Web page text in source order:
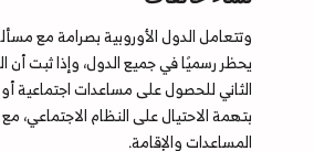
وتتعامل الدول الأوروبية بصرامة مع
يحظر رسميًا في جميع الدول، وإذا ثبت
الثاني للحصول على مساعدات اجتماعية
بتهمة الاحتيال على النظام الاجتماعي،
المساعدات والإقامة.